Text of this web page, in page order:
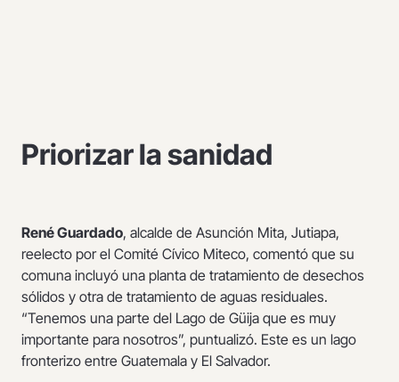
Priorizar la sanidad
René Guardado, alcalde de Asunción Mita, Jutiapa,
reelecto por el Comité Cívico Miteco, comentó que su
comuna incluyó una planta de tratamiento de desechos
sólidos y otra de tratamiento de aguas residuales.
“Tenemos una parte del Lago de Güija que es muy
importante para nosotros”, puntualizó. Este es un lago
fronterizo entre Guatemala y El Salvador.